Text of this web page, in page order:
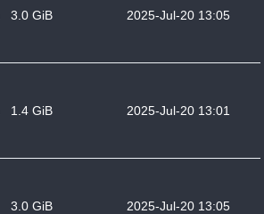
3.0 GiB 2025-Jul-20 13:05
1.4 GiB 2025-Jul-20 13:01
3.0 GiB 2025-Jul-20 13:05